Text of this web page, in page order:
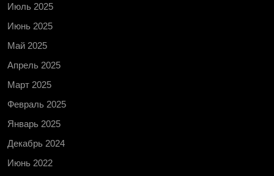
Июль 2025
Июнь 2025
Май 2025
Апрель 2025
Март 2025
Февраль 2025
Январь 2025
Декабрь 2024
Июнь 2022